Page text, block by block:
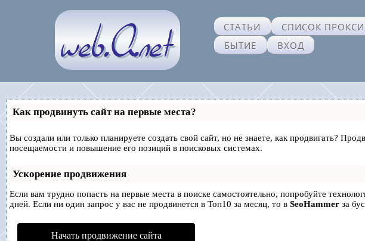
СТАТЬИ СПИСОК ПРОКСИ
БЫТИЕ
ВХОД
Как продвинуть сайт на первые места?
Вы создали или только планируете создать свой сайт, но не знаете, как продвигать?
посещаемости и повышение его позиций в поисковых системах.
Ускорение продвижения
Если вам трудно попасть на первые места в поиске самостоятельно, попробуйте
дней. Если ни один запрос у вас не продвинется в Топ10 за месяц, то в SeoHammer за
Начать продвижение сайта